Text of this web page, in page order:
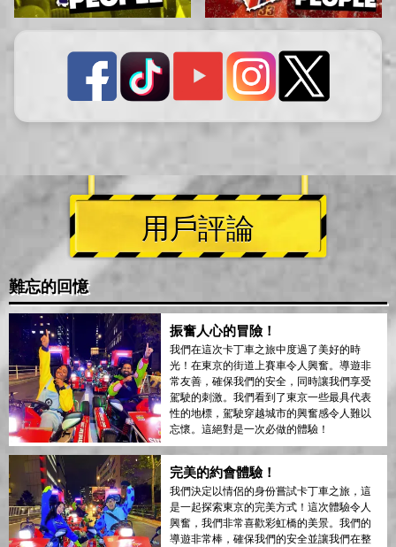
用戶評論
難忘的回憶
振奮人心的冒險！
我們在這次卡丁車之旅中度過了美好的時
光！在東京的街道上賽車令人興奮。導遊非
常友善，確保我們的安全，同時讓我們享受
駕駛的刺激。我們看到了東京一些最具代表
性的地標，駕駛穿越城市的興奮感令人難以
忘懷。這絕對是一次必做的體驗！
完美的約會體驗！
我們決定以情侶的身份嘗試卡丁車之旅，這
是一起探索東京的完美方式！這次體驗令人
興奮，我們非常喜歡彩虹橋的美景。我們的
導遊非常棒，確保我們的安全並讓我們在整